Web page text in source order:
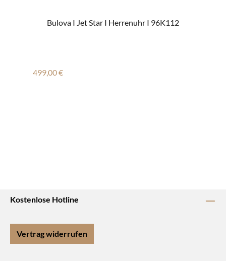
Bulova I Jet Star I Herrenuhr I 96K112
Regulärer Preis:
499,00 €
Kostenlose Hotline
Vertrag widerrufen